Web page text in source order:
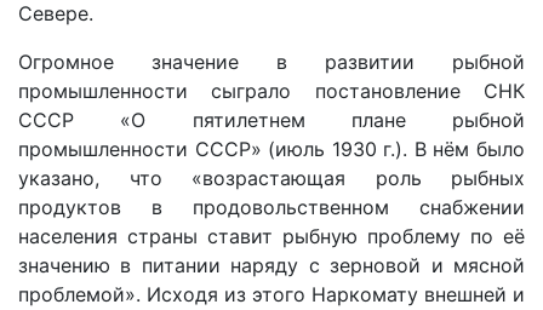
Севере.
Огромное значение в развитии рыбной
промышленности сыграло постановление СНК
СССР «О пятилетнем плане рыбной
промышленности СССР» (июль 1930 г.). В нём было
указано, что «возрастающая роль рыбных
продуктов в продовольственном снабжении
населения страны ставит рыбную проблему по её
значению в питании наряду с зерновой и мясной
проблемой». Исходя из этого Наркомату внешней и